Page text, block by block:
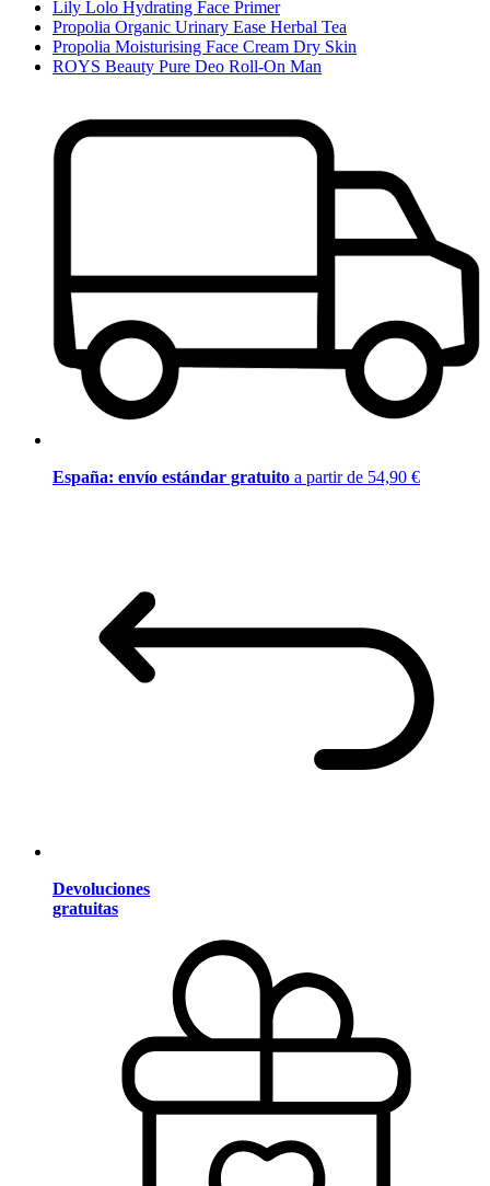
Lily Lolo Hydrating Face Primer
Propolia Organic Urinary Ease Herbal Tea
Propolia Moisturising Face Cream Dry Skin
ROYS Beauty Pure Deo Roll-On Man
España: envío estándar gratuito a partir de 54,90 €
Devoluciones
gratuitas